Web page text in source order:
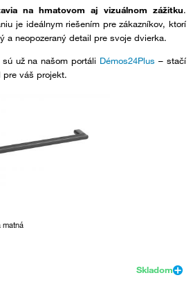
na hmatovom aj vizuálnom zážitku.
je ideálnym riešením pre zákazníkov, ktorí
a neopozeraný detail pre svoje dvierka.
už na našom portáli Démos24Plus – stačí
váš projekt.
matná
Skladom